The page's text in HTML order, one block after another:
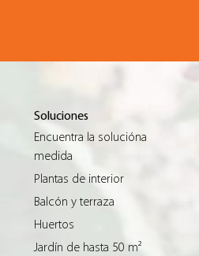
Soluciones
Encuentra la solucióna
medida
Plantas de interior
Balcón y terraza
Huertos
Jardín de hasta 50 m²